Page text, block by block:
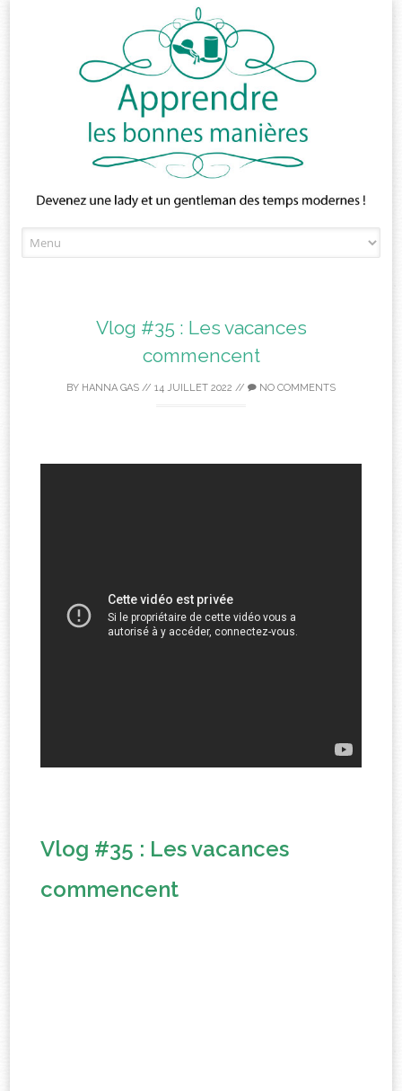
to
Vlog #35 : Les vacances
commencent
BY HANNA GAS // 14 JUILLET 2022 // NO COMMENTS
Vlog #35 : Les vacances
commencent